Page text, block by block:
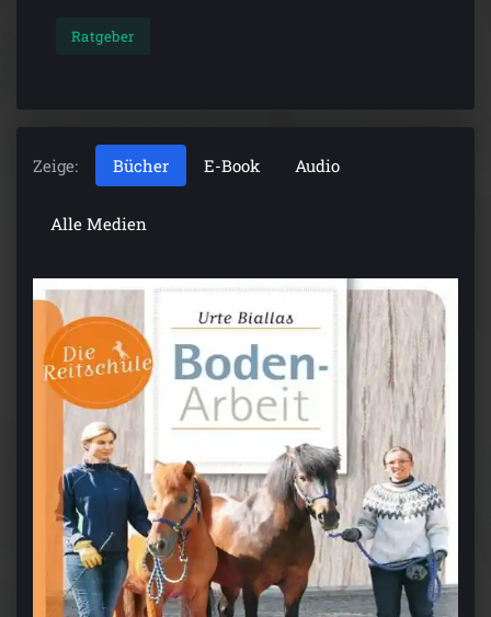
Ratgeber
Zeige: Bücher E-Book Audio
Alle Medien